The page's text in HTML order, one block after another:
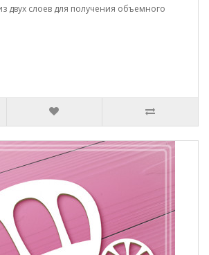
двух слоев для получения объемного